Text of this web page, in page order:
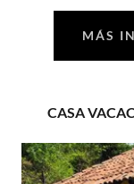
MÁS
CASA